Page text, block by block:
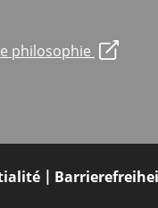
philosophie